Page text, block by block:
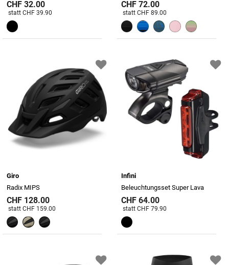
CHF 32.00
Preis reduziert von
statt CHF 39.90
CHF 72.00
Preis reduziert von
statt CHF 89.00
Giro
Radix MIPS
CHF 128.00
Preis reduziert von
statt CHF 159.00
Infini
Beleuchtungsset Super Lava
CHF 64.00
Preis reduziert von
statt CHF 79.90